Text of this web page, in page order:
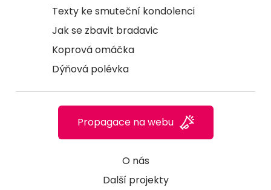
Texty ke smuteční kondolenci
Jak se zbavit bradavic
Koprová omáčka
Dýňová polévka
O nás
Další projekty
Propagace na webu